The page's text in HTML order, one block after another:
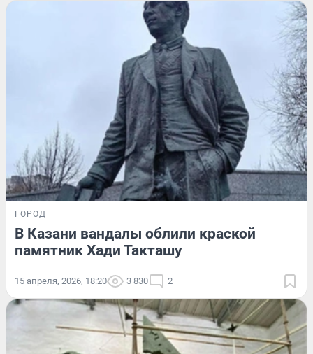
ГОРОД
В Казани вандалы облили краской
памятник Хади Такташу
15 апреля, 2026, 18:20 3 830 2